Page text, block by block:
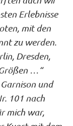
Erlebnisse
mit den
zu werden.
Dresden,
…“
und
101 nach
mich war,